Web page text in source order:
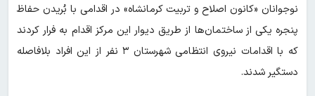
نوجوانان «کانون اصلاح و تربیت کرمانشاه» در اقدامی با بُریدن حفاظ
پنجره یکی از ساختمان‌ها از طریق دیوار این مرکز اقدام به فرار کردند
که با اقدامات نیروی انتظامی شهرستان ۳ نفر از این افراد بلافاصله
دستگیر شدند.